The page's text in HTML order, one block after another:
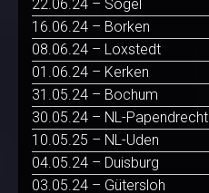
22.06.24 – Sögel
16.06.24 – Borken
08.06.24 – Loxstedt
01.06.24 – Kerken
31.05.24 – Bochum
30.05.24 – NL-Papendrecht
10.05.25 – NL-Uden
04.05.24 – Duisburg
03.05.24 – Gütersloh